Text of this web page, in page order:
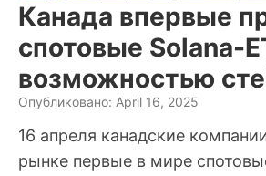
Канада впервые
спотовые Solana-
возможностью
Опубликовано: April 16, 2025
16 апреля канадские
рынке первые в мире